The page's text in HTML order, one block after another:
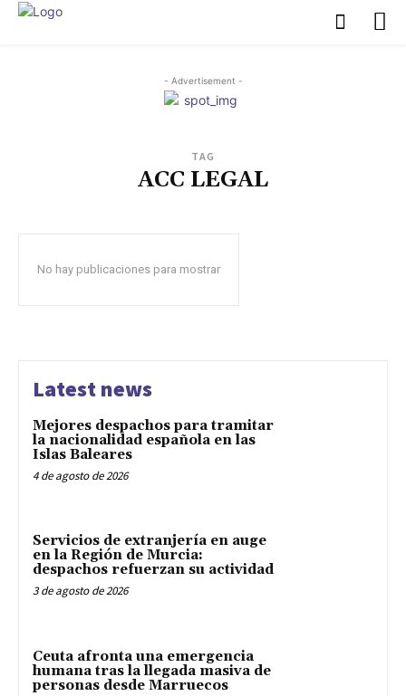
- Advertisement -
TAG
ACC LEGAL
No hay publicaciones para mostrar
Latest news
Mejores despachos para tramitar
la nacionalidad española en las
Islas Baleares
4 de agosto de 2026
Servicios de extranjería en auge
en la Región de Murcia:
despachos refuerzan su actividad
3 de agosto de 2026
Ceuta afronta una emergencia
humana tras la llegada masiva de
personas desde Marruecos